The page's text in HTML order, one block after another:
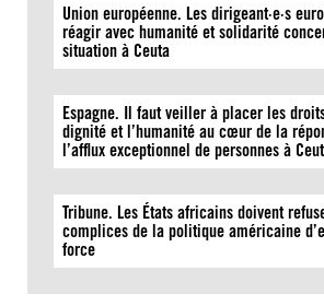
Union européenne. Les dirigeant·e·s
réagir avec humanité et solidarité
situation à Ceuta
Espagne. Il faut veiller à placer les
dignité et l’humanité au cœur de la
l’afflux exceptionnel de personnes à
Tribune. Les États africains doivent
complices de la politique américaine
force